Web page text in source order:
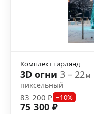
Комплект гирлянд
3D огни 3 – 22м
пиксельный
83 200 ₽ −10%
75 300 ₽